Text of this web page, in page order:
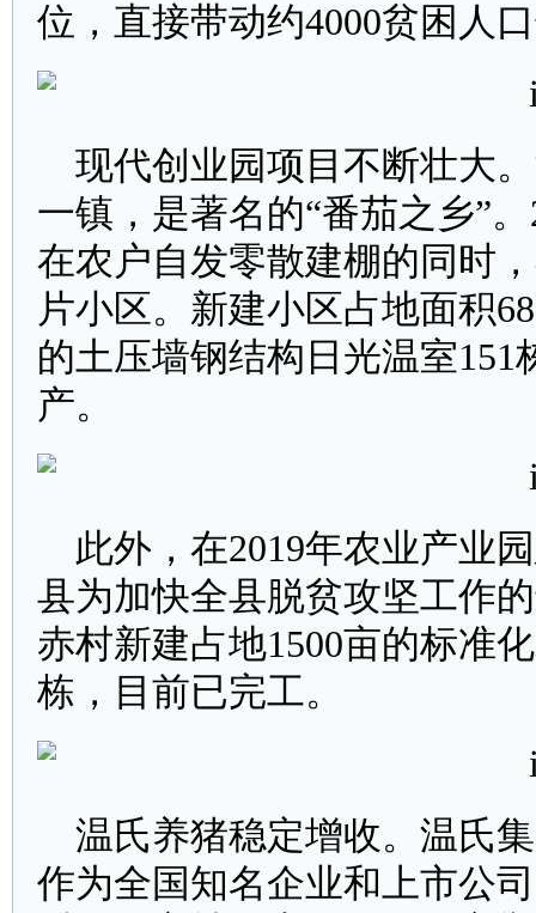
位，直接带动约4000贫困人
现代创业园项目不断壮大
一镇，是著名的“番茄之乡”
在农户自发零散建棚的同时
片小区。新建小区占地面积
的土压墙钢结构日光温室151
产。
此外，在2019年农业产业
县为加快全县脱贫攻坚工作
赤村新建占地1500亩的标准
栋，目前已完工。
温氏养猪稳定增收。温氏
作为全国知名企业和上市公